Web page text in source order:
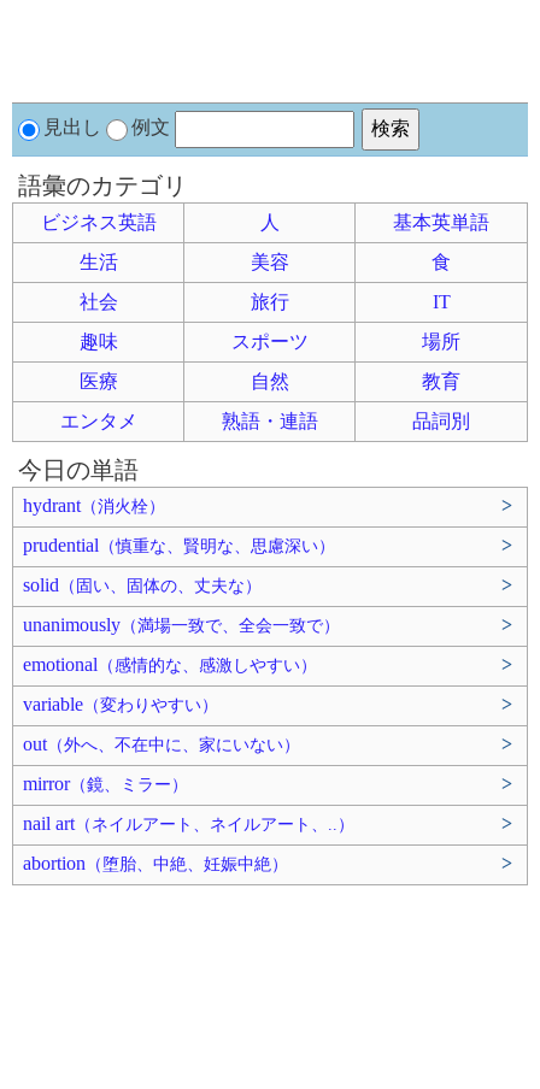
見出し 例文
語彙のカテゴリ
ビジネス英語 人
基本英単語
生活
美容
食
社会
旅行
IT
趣味
スポーツ
場所
医療
自然
教育
エンタメ
熟語・連語 品詞別
今日の単語
hydrant（消火栓）
>
prudential （慎重な、賢明な、思慮深い）
>
solid （固い、固体の、丈夫な）
>
unanimously （満場一致で、全会一致で）
>
emotional （感情的な、感激しやすい）
>
variable （変わりやすい）
>
out（外へ、不在中に、家にいない）
>
mirror（鏡、ミラー）
>
nail art（ネイルアート、ネイルアート、..）
>
abortion （堕胎、中絶、妊娠中絶） >